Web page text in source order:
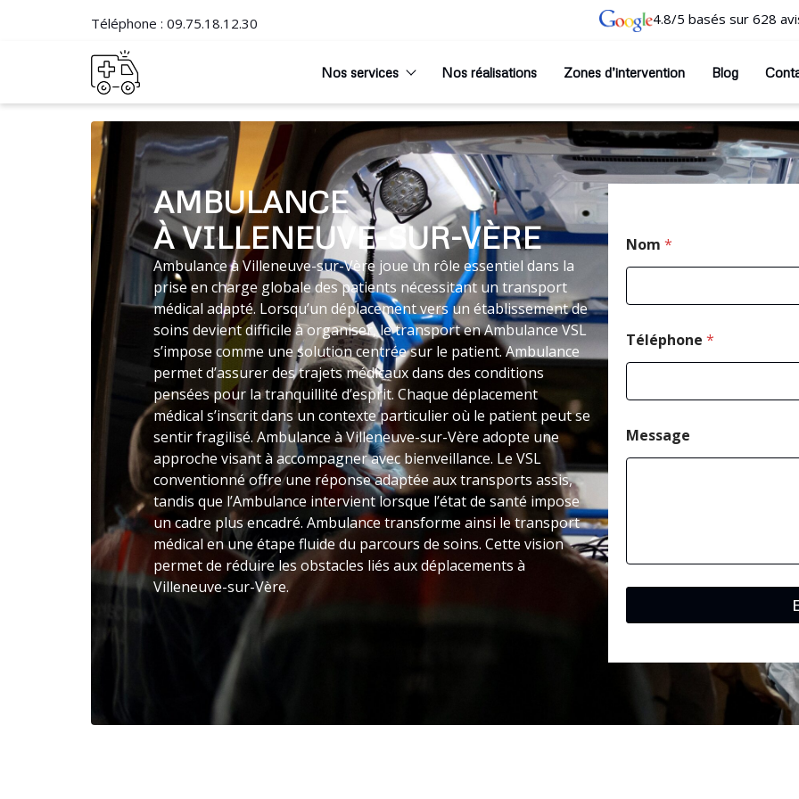
Téléphone : 09.75.18.12.30 4.8/5 basés sur 628
Nos services Nos réalisations Zones d’intervention Blog
AMBULANCE
À VILLENEUVE-SUR-VÈRE
Ambulance à Villeneuve-sur-Vère joue un rôle essentiel dans la
prise en charge globale des patients nécessitant un transport
médical adapté. Lorsqu’un déplacement vers un établissement de
soins devient difficile à organiser, le transport en Ambulance VSL
s’impose comme une solution centrée sur le patient. Ambulance
permet d’assurer des trajets médicaux dans des conditions
pensées pour la tranquillité d’esprit. Chaque déplacement
médical s’inscrit dans un contexte particulier où le patient peut se
sentir fragilisé. Ambulance à Villeneuve-sur-Vère adopte une
approche visant à accompagner avec bienveillance. Le VSL
conventionné offre une réponse adaptée aux transports assis,
tandis que l’Ambulance intervient lorsque l’état de santé impose
un cadre plus encadré. Ambulance transforme ainsi le transport
médical en une étape fluide du parcours de soins. Cette vision
permet de réduire les obstacles liés aux déplacements à
Villeneuve-sur-Vère.
Nom *
Téléphone *
Message